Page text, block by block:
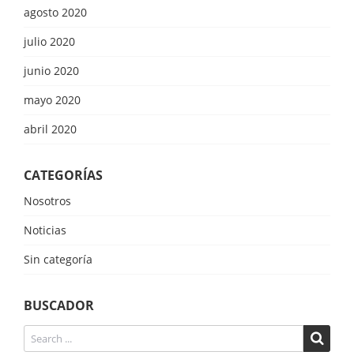
agosto 2020
julio 2020
junio 2020
mayo 2020
abril 2020
CATEGORÍAS
Nosotros
Noticias
Sin categoría
BUSCADOR